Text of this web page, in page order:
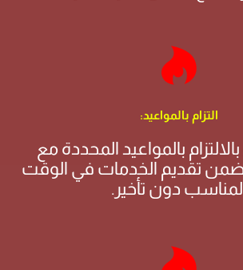
التزام بالمواعيد:
بالالتزام بالمواعيد المحددة مع
يضمن تقديم الخدمات في الوقت
دون تأخير.